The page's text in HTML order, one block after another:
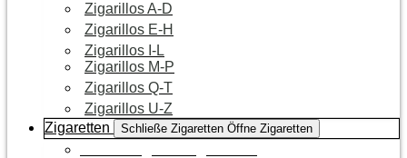
Zigarillos A-D
Zigarillos E-H
Zigarillos I-L
Zigarillos M-P
Zigarillos Q-T
Zigarillos U-Z
Zigaretten
Schließe Zigaretten Öffne Zigaretten